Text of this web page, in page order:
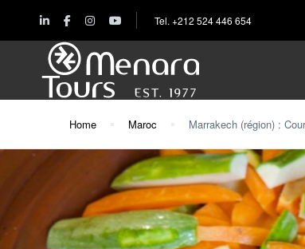
Tel. +212 524 446 654
Home Maroc Marrakech (région) :
Accueil
Destinations